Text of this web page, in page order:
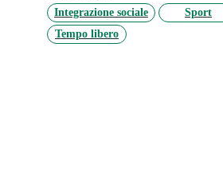
Integrazione sociale
Sport
Tempo libero